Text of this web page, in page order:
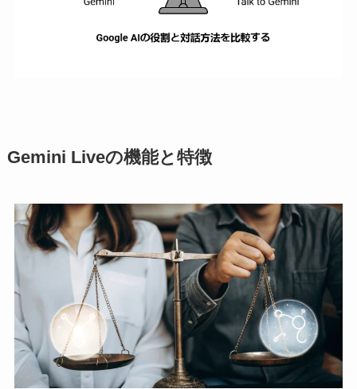
Gemini Liveの機能と特徴